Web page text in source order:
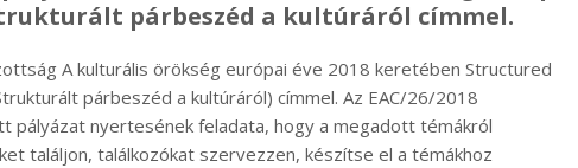
párbeszéd a kultúráról címmel.
A kulturális örökség európai éve 2018 keretében Structured
párbeszéd a kultúráról) címmel. Az EAC/26/2018
pályázat nyertesének feladata, hogy a megadott témákról
találjon, találkozókat szervezzen, készítse el a témákhoz